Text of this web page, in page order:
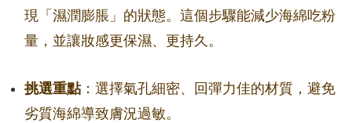
現「濕潤膨脹」的狀態。這個步驟能減少海綿吃粉
量，並讓妝感更保濕、更持久。
挑選重點：選擇氣孔細密、回彈力佳的材質，避免
劣質海綿導致膚況過敏。